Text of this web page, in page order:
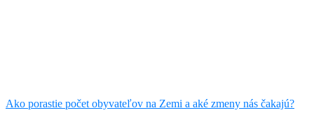
Ako porastie počet obyvateľov na Zemi a aké zmeny nás čakajú?